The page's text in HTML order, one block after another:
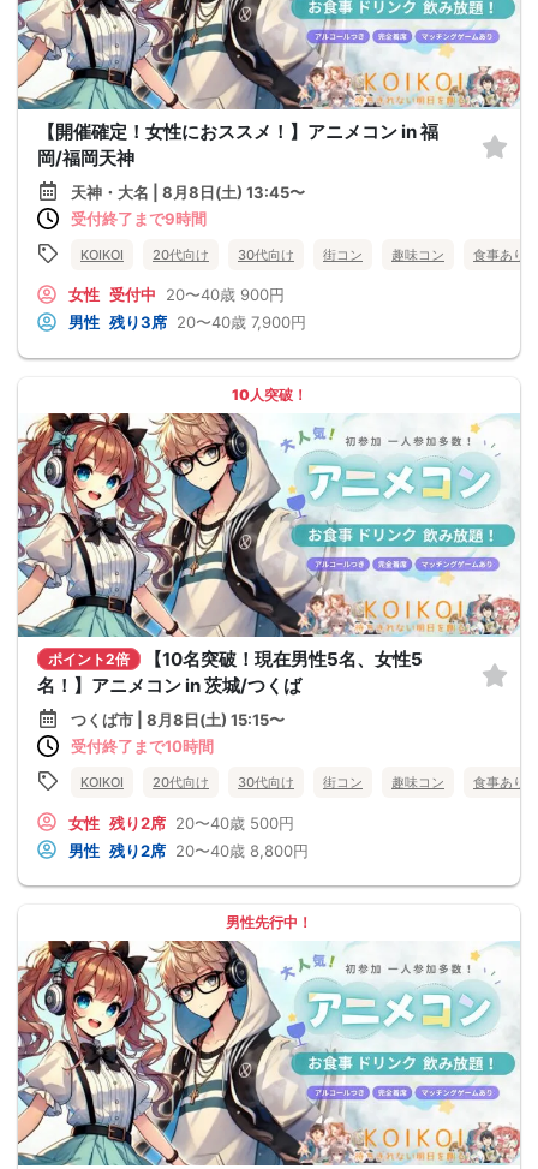
【開催確定！女性におススメ！】アニメコン in 福
岡/福岡天神
天神・大名 | 8月8日(土) 13:45〜
受付終了まで9時間
KOIKOI 20代向け 30代向け 街コン 趣味コン 食事あり
女性 受付中 20〜40歳 900円
男性 残り3席 20〜40歳 7,900円
10人突破！
ポイント2倍
【10名突破！現在男性5名、女性5
名！】アニメコン in 茨城/つくば
つくば市 | 8月8日(土) 15:15〜
受付終了まで10時間
KOIKOI 20代向け 30代向け 街コン 趣味コン 食事あり
女性 残り2席 20〜40歳 500円
男性 残り2席 20〜40歳 8,800円
男性先行中！